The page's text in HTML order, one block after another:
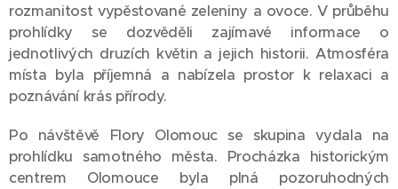
rozmanitost vypěstované zeleniny a ovoce. V průběhu
prohlídky se dozvěděli zajímavé informace o
jednotlivých druzích květin a jejich historii. Atmosféra
místa byla příjemná a nabízela prostor k relaxaci a
poznávání krás přírody.
Po návštěvě Flory Olomouc se skupina vydala na
prohlídku samotného města. Procházka historickým
centrem Olomouce byla plná pozoruhodných